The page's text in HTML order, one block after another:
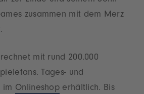
zusammen mit dem Merz
mit rund 200.000
Tages- und
im Onlineshop erhältlich. Bis